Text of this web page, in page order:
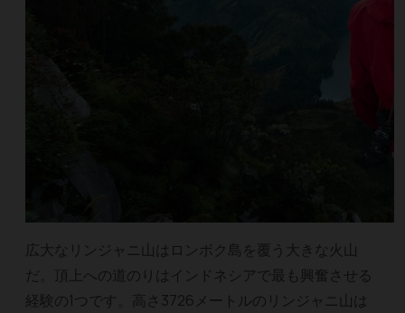
広大なリンジャニ山はロンボク島を覆う大きな火山
だ。頂上への道のりはインドネシアで最も興奮させる
経験の1つです。高さ3726メートルのリンジャニ山は